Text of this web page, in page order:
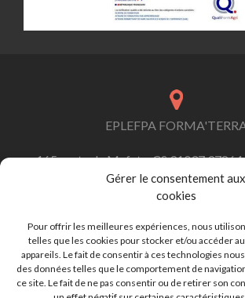
Gérer le consentement aux
cookies
Pour offrir les meilleures expériences, nous
telles que les cookies pour stocker et/ou accéder
appareils. Le fait de consentir à ces technologies
des données telles que le comportement de
ce site. Le fait de ne pas consentir ou de retirer son
EPLEFPA
165 route de Mafate, CS 91037
Cedex